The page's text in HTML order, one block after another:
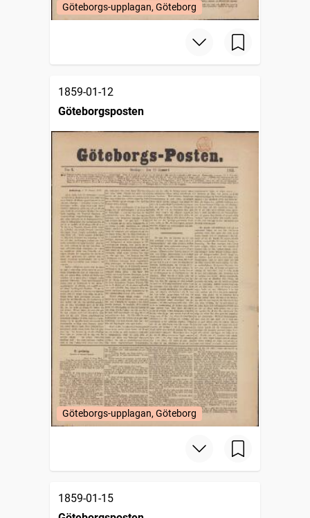
Göteborgs-upplagan, Göteborg
1859-01-12
Göteborgsposten
Göteborgs-upplagan, Göteborg
1859-01-15